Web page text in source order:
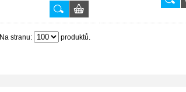
Na stranu: produktů.